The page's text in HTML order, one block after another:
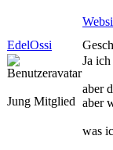
EdelOssi
Jung Mitglied
Ja
aber
aber
was